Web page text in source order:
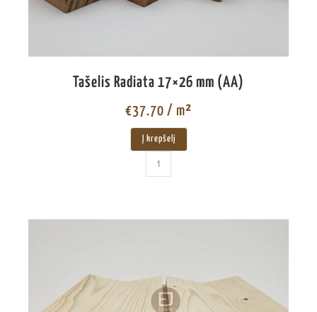
Tašelis Radiata 17×26 mm (AA)
€37.70 / m²
Į krepšelį